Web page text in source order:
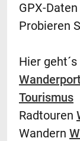
GPX-
Probieren
Hier
Tourismus
Radtouren
Wandern